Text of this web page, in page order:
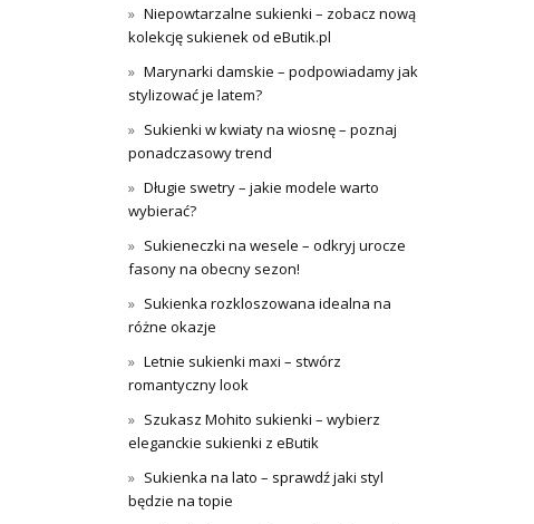
Niepowtarzalne sukienki – zobacz nową
kolekcję sukienek od eButik.pl
Marynarki damskie – podpowiadamy jak
stylizować je latem?
Sukienki w kwiaty na wiosnę – poznaj
ponadczasowy trend
Długie swetry – jakie modele warto
wybierać?
Sukieneczki na wesele – odkryj urocze
fasony na obecny sezon!
Sukienka rozkloszowana idealna na
różne okazje
Letnie sukienki maxi – stwórz
romantyczny look
Szukasz Mohito sukienki – wybierz
eleganckie sukienki z eButik
Sukienka na lato – sprawdź jaki styl
będzie na topie